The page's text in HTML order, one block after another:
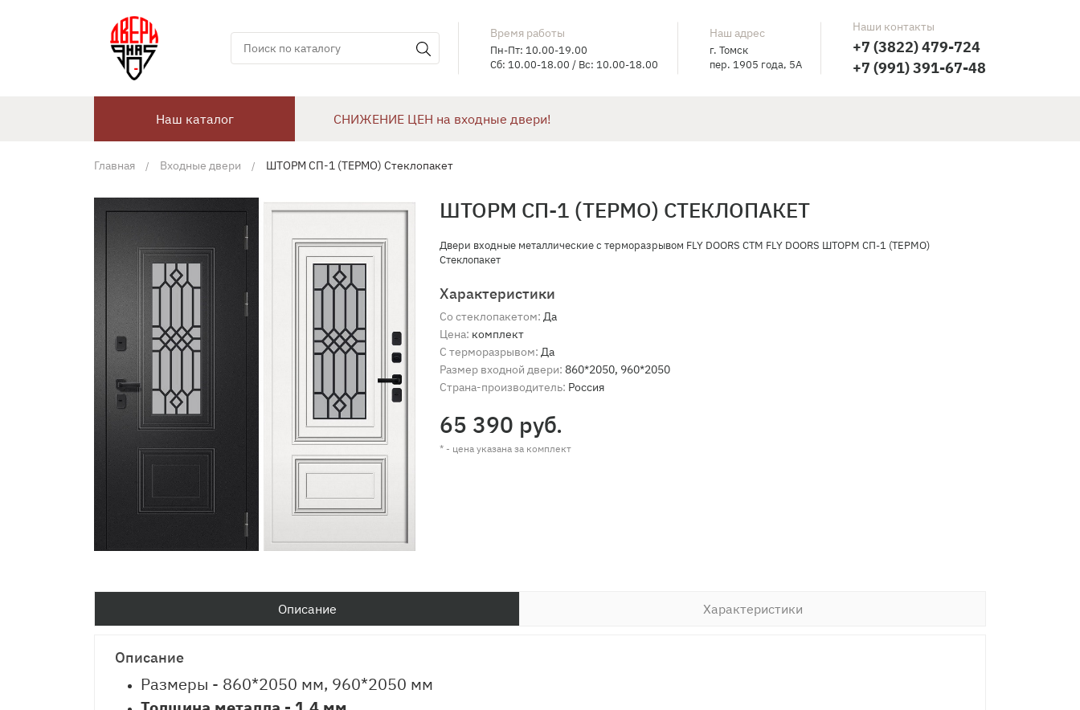
Время работы
Пн-Пт: 10.00-19.00
Сб: 10.00-18.00 / Вс: 10.00-18.00
Наш адрес
г. Томск
пер. 1905 года, 5А
Наши контакты
+7 (3822) 479-724
+7 (991) 391-67-48
Наш каталог СНИЖЕНИЕ ЦЕН на входные двери!
Главная Входные двери ШТОРМ СП-1 (ТЕРМО) Стеклопакет
ШТОРМ СП-1 (ТЕРМО) СТЕКЛОПАКЕТ
Двери входные металлические с терморазрывом FLY DOORS СТМ FLY DOORS ШТОРМ СП-1 (ТЕРМО)
Стеклопакет
Характеристики
Со стеклопакетом: Да
Цена: комплект
С терморазрывом: Да
Размер входной двери: 860*2050, 960*2050
Страна-производитель: Россия
65 390 руб.
* - цена указана за комплект
Описание Характеристики
Описание
Размеры - 860*2050 мм, 960*2050 мм